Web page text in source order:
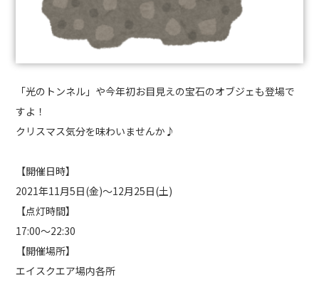
「光のトンネル」や今年初お目見えの宝石のオブジェも登場で
すよ！
クリスマス気分を味わいませんか♪
【開催日時】
2021年11月5日(金)〜12月25日(土)
【点灯時間】
17:00～22:30
【開催場所】
エイスクエア場内各所